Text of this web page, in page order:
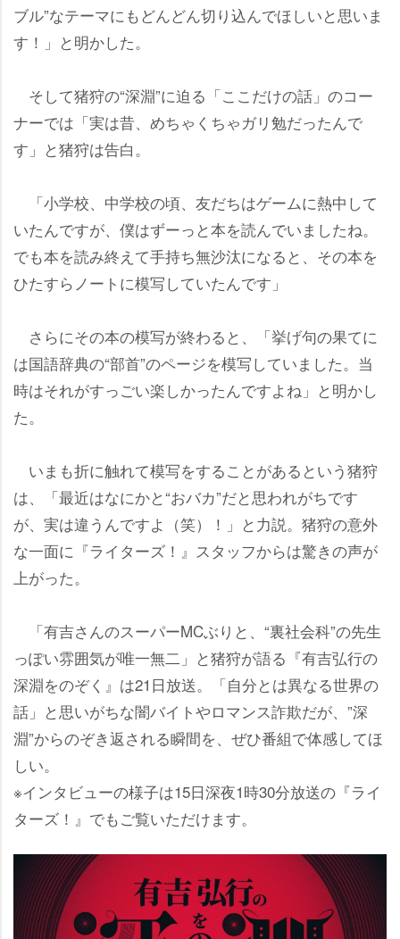
ブル”なテーマにもどんどん切り込んでほしいと思いま
す！」と明かした。
そして猪狩の“深淵”に迫る「ここだけの話」のコー
ナーでは「実は昔、めちゃくちゃガリ勉だったんで
す」と猪狩は告白。
「小学校、中学校の頃、友だちはゲームに熱中して
いたんですが、僕はずーっと本を読んでいましたね。
でも本を読み終えて手持ち無沙汰になると、その本を
ひたすらノートに模写していたんです」
さらにその本の模写が終わると、「挙げ句の果てに
は国語辞典の“部首”のページを模写していました。当
時はそれがすっごい楽しかったんですよね」と明かし
た。
いまも折に触れて模写をすることがあるという猪狩
は、「最近はなにかと“おバカ”だと思われがちです
が、実は違うんですよ（笑）！」と力説。猪狩の意外
な一面に『ライターズ！』スタッフからは驚きの声が
上がった。
「有吉さんのスーパーMCぶりと、“裏社会科”の先生
っぽい雰囲気が唯一無二」と猪狩が語る『有吉弘行の
深淵をのぞく』は21日放送。「自分とは異なる世界の
話」と思いがちな闇バイトやロマンス詐欺だが、”深
淵”からのぞき返される瞬間を、ぜひ番組で体感してほ
しい。
※インタビューの様子は15日深夜1時30分放送の『ライ
ターズ！』でもご覧いただけます。